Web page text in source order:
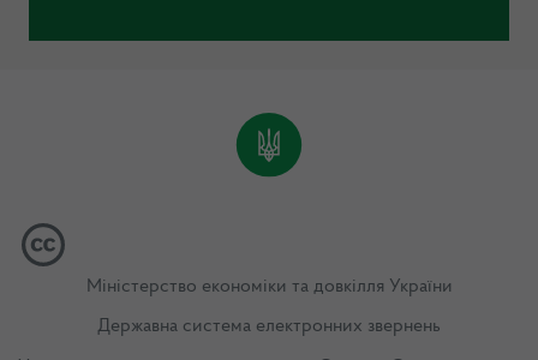
Міністерство економіки та довкілля України
Державна система електронних звернень